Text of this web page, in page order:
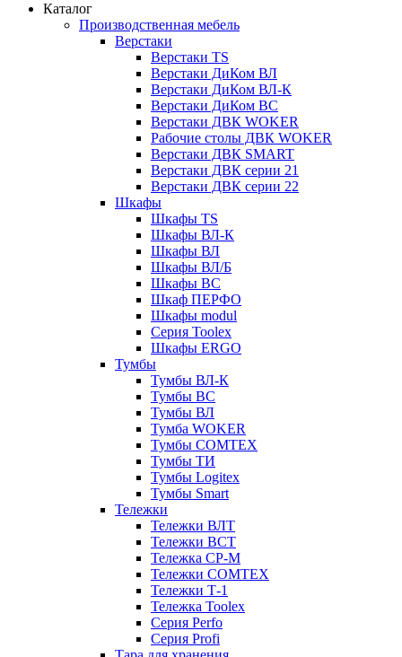
Каталог
Производственная мебель
Верстаки
Верстаки TS
Верстаки ДиКом ВЛ
Верстаки ДиКом ВЛ-К
Верстаки ДиКом ВС
Верстаки ДВК WOKER
Рабочие столы ДВК WOKER
Верстаки ДВК SMART
Верстаки ДВК серии 21
Верстаки ДВК серии 22
Шкафы
Шкафы TS
Шкафы ВЛ-К
Шкафы ВЛ
Шкафы ВЛ/Б
Шкафы ВС
Шкаф ПЕРФО
Шкафы modul
Серия Toolex
Шкафы ERGO
Тумбы
Тумбы ВЛ-К
Тумбы ВС
Тумбы ВЛ
Тумба WOKER
Тумбы COMTEX
Тумбы ТИ
Тумбы Logitex
Тумбы Smart
Тележки
Тележки ВЛТ
Тележки ВСТ
Тележка СР-М
Тележки COMTEX
Тележки Т-1
Тележка Toolex
Серия Perfo
Серия Profi